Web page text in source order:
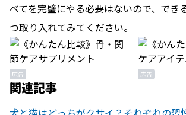
べてを完璧にやる必要はないので、でき
つ取り入れてみてください。
広告 広告
関連記事